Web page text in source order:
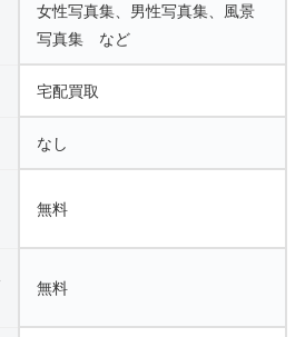
女性写真集、男性写真集、風景
写真集 など
宅配買取
なし
無料
無料